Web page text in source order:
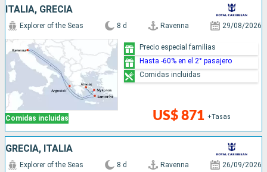
ITALIA, GRECIA
Comidas incluidas
Explorer of the Seas 8 d Ravenna 29/08/2026
US$ 871 +Tasas
Precio especial familias
Hasta -60% en el 2° pasajero
Comidas incluidas
GRECIA, ITALIA
Explorer of the Seas 8 d Ravenna 26/09/2026